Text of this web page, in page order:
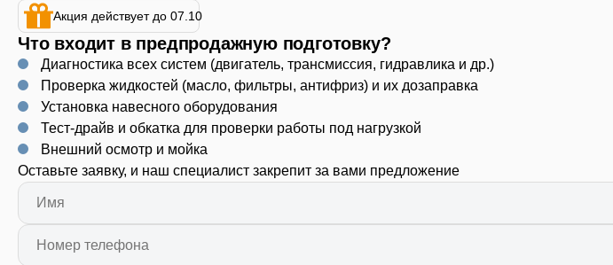
Акция действует до 07.10
Что входит в предпродажную подготовку?
Диагностика всех систем (двигатель, трансмиссия, гидравлика и др.)
Проверка жидкостей (масло, фильтры, антифриз) и их дозаправка
Установка навесного оборудования
Тест-драйв и обкатка для проверки работы под нагрузкой
Внешний осмотр и мойка
Оставьте заявку, и наш специалист закрепит за вами предложение